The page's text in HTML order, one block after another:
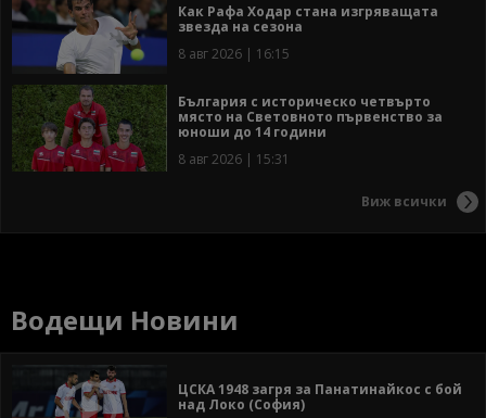
Как Рафа Ходар стана изгряващата
звезда на сезона
8 авг 2026 | 16:15
България с историческо четвърто
място на Световното първенство за
юноши до 14 години
8 авг 2026 | 15:31
Виж всички
Водещи Новини
ЦСКА 1948 загря за Панатинайкос с бой
над Локо (София)